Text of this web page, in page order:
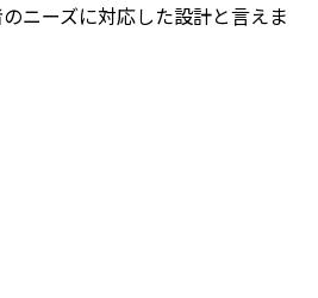
ニーズに対応した設計と言えま